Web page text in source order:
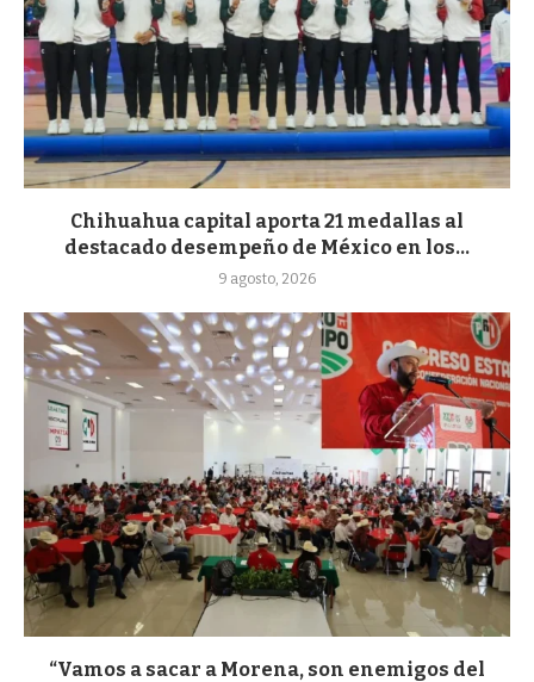
Chihuahua capital aporta 21 medallas al
destacado desempeño de México en los...
9 agosto, 2026
“Vamos a sacar a Morena, son enemigos del